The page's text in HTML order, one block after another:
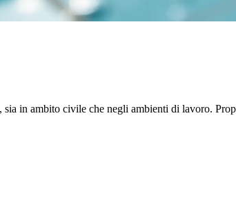
in ambito civile che negli ambienti di lavoro.